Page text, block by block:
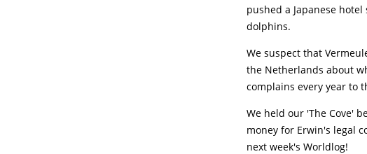
pushed a Japanese
dolphins.
We suspect that
the Netherlands about
complains every year to
We held our 'The Cove'
money for Erwin's legal
next week's Worldlog!